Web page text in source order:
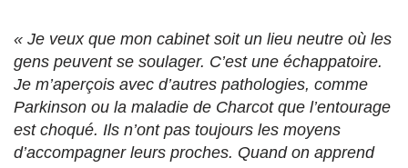
« Je veux que mon cabinet soit un lieu neutre où les
gens peuvent se soulager. C’est une échappatoire.
Je m’aperçois avec d’autres pathologies, comme
Parkinson ou la maladie de Charcot que l’entourage
est choqué. Ils n’ont pas toujours les moyens
d’accompagner leurs proches. Quand on apprend